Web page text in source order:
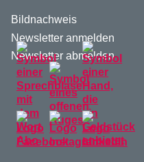
Bildnachweis
Newsletter anmelden
Newsletter abmelden